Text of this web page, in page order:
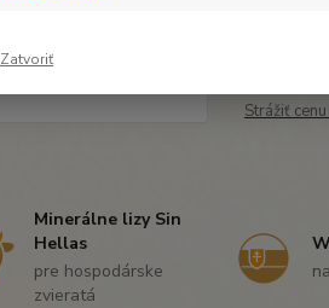
Strážiť
Minerálne lizy Sin
Hellas
pre hospodárske
zvieratá
Zatvoriť